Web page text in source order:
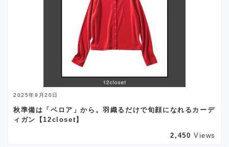
2025年9月20日
秋準備は「ベロア」から。羽織るだけで旬顔になれるカーデ
ィガン【12closet】
2,450 Views